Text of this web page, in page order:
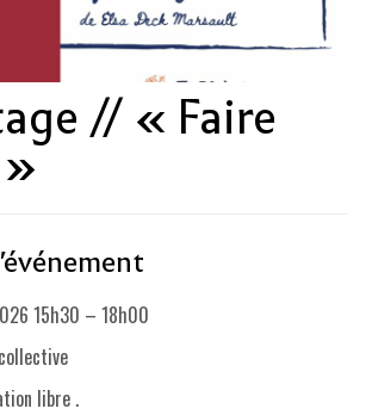
// « Faire
15h30 – 18h00
libre .